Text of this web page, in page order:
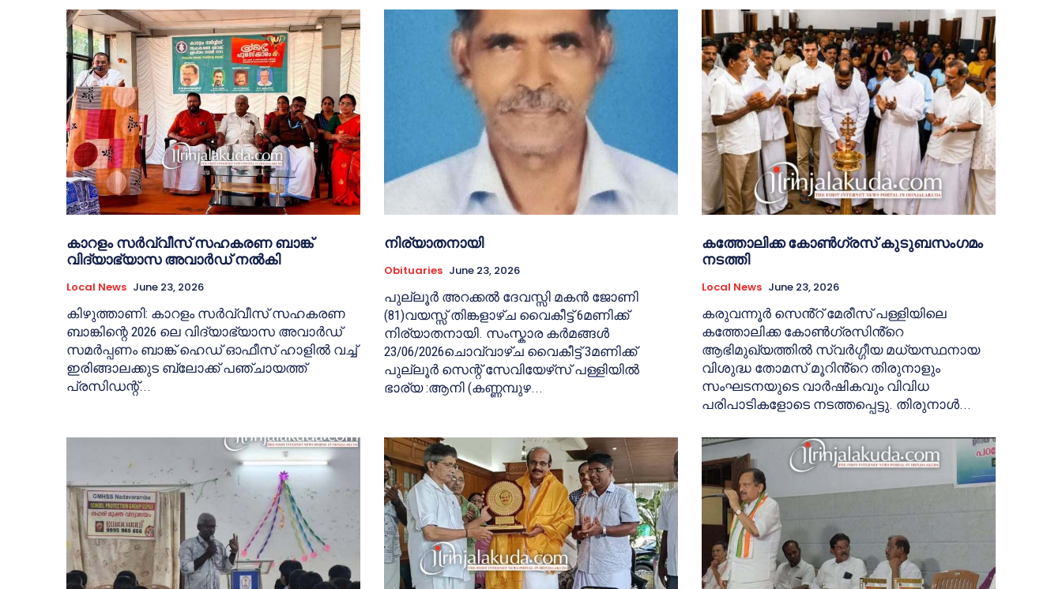
കാറളം സർവ്വീസ് സഹകരണ ബാങ്ക്
വിദ്യാഭ്യാസ അവാർഡ് നൽകി
Local News June 23, 2026
കിഴുത്താണി: കാറളം സർവ്വീസ് സഹകരണ
ബാങ്കിന്റെ 2026 ലെ വിദ്യാഭ്യാസ അവാർഡ്
സമർപ്പണം ബാങ്ക് ഹെഡ് ഓഫീസ് ഹാളിൽ വച്ച്
ഇരിങ്ങാലക്കുട ബ്ലോക്ക് പഞ്ചായത്ത്
പ്രസിഡന്റ്...
നിര്യാതനായി
Obituaries June 23, 2026
പുല്ലൂർ അറക്കൽ ദേവസ്സി മകൻ ജോണി
(81)വയസ്സ് തിങ്കളാഴ്ച വൈകീട്ട് 6മണിക്ക്
നിര്യാതനായി. സംസ്കാര കർമങ്ങൾ
23/06/2026ചൊവ്വാഴ്ച വൈകീട്ട് 3മണിക്ക്
പുല്ലൂർ സെന്റ് സേവിയേഴ്‌സ് പള്ളിയിൽ
ഭാര്യ :ആനി (കണ്ണമ്പുഴ...
കത്തോലിക്ക കോൺഗ്രസ് കുടുബസംഗമം
നടത്തി
Local News June 23, 2026
കരുവന്നൂർ സെൻ്റ് മേരീസ് പള്ളിയിലെ
കത്തോലിക്ക കോൺഗ്രസിൻ്റെ
ആഭിമുഖ്യത്തിൽ സ്വർഗ്ഗീയ മധ്യസ്ഥനായ
വിശുദ്ധ തോമസ് മൂറിൻ്റെ തിരുനാളും
സംഘടനയുടെ വാർഷികവും വിവിധ
പരിപാടികളോടെ നടത്തപ്പെട്ടു. തിരുനാൾ...